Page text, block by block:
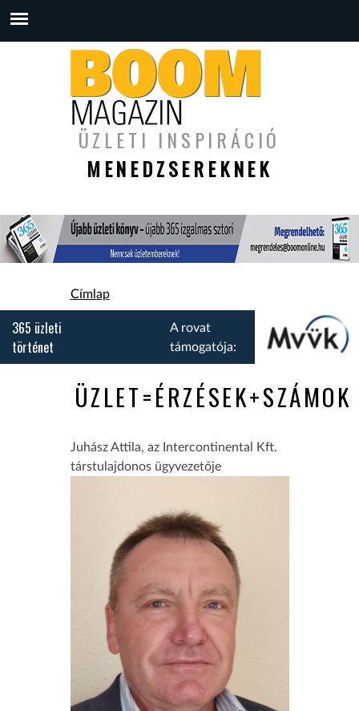
ÜZLETI INSPIRÁCIÓ
MENEDZSEREKNEK
Jelenlegi hely
Címlap
365 üzleti
történet
A rovat
támogatója:
ÜZLET=ÉRZÉSEK+SZÁMOK
Juhász Attila, az Intercontinental Kft.
társtulajdonos ügyvezetője